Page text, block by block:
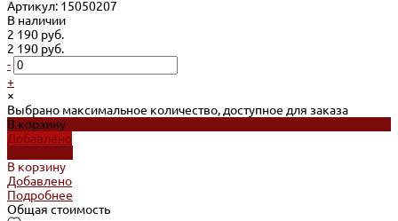
Артикул: 15050207
В наличии
2 190 руб.
2 190 руб.
-
+
×
Выбрано максимальное количество, доступное для заказа
В корзину
Добавлено
В корзину
Добавлено
Подробнее
Общая стоимость